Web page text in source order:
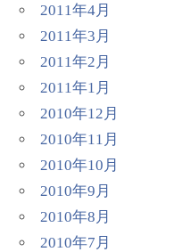
2011年4月
2011年3月
2011年2月
2011年1月
2010年12月
2010年11月
2010年10月
2010年9月
2010年8月
2010年7月